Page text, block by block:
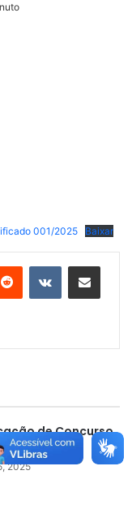
001/2025 Baixar
Reddit VK Compartilhar via e-mail
de Concurso
2025